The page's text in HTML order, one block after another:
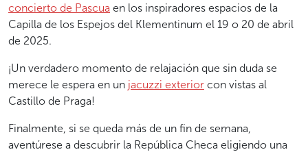
concierto de Pascua en los inspiradores espacios de la
Capilla de los Espejos del Klementinum el 19 o 20 de abril
de 2025.
¡Un verdadero momento de relajación que sin duda se
merece le espera en un jacuzzi exterior con vistas al
Castillo de Praga!
Finalmente, si se queda más de un fin de semana,
aventúrese a descubrir la República Checa eligiendo una